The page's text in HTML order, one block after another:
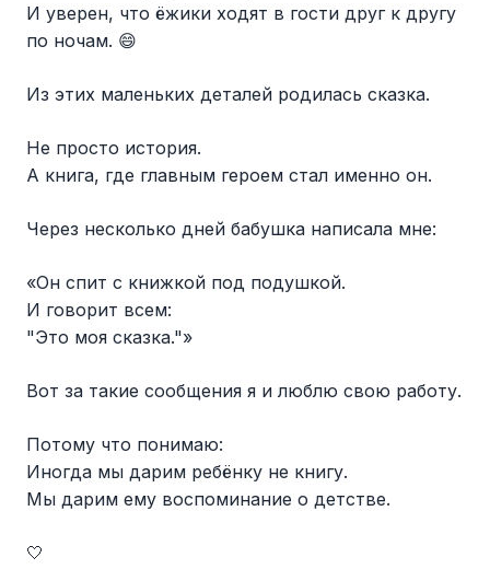
И уверен, что ёжики ходят в гости друг к другу
по ночам. 😄
Из этих маленьких деталей родилась сказка.
Не просто история.
А книга, где главным героем стал именно он.
Через несколько дней бабушка написала мне:
«Он спит с книжкой под подушкой.
И говорит всем:
"Это моя сказка."»
Вот за такие сообщения я и люблю свою работу.
Потому что понимаю:
Иногда мы дарим ребёнку не книгу.
Мы дарим ему воспоминание о детстве.
🤍